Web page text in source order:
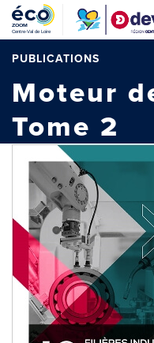
Aller
contenu
principal
PUBLICATIONS
Moteur
Tome 2